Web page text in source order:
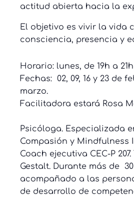
actitud abierta hacia la
El objetivo es vivir la vida
consciencia, presencia y
Horario: lunes, de 19h a 21h
Fechas: 02, 09, 16 y 23 de
marzo.
Facilitadora estará Rosa
Psicóloga. Especializada
Compasión y Mindfulness
Coach ejecutiva CEC-P
Gestalt. Durante más de
acompañado a las
de desarrollo de